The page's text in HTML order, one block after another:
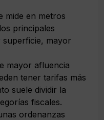
mide en metros
principales
superficie, mayor
mayor afluencia
tener tarifas más
suele dividir la
fiscales.
ordenanzas